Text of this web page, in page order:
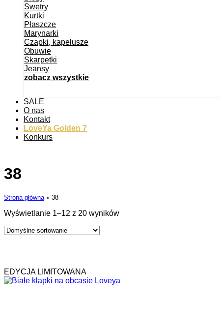
Swetry
Kurtki
Płaszcze
Marynarki
Czapki, kapelusze
Obuwie
Skarpetki
Jeansy
zobacz wszystkie
SALE
O nas
Kontakt
LoveYa Golden 7
Konkurs
38
Strona główna » 38
Wyświetlanie 1–12 z 20 wyników
EDYCJA LIMITOWANA